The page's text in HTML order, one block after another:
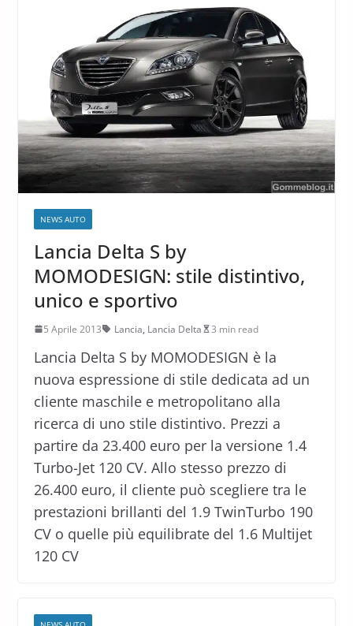
NEWS AUTO
Lancia Delta S by
MOMODESIGN: stile distintivo,
unico e sportivo
5 Aprile 2013 Lancia, Lancia Delta 3 min read
Lancia Delta S by MOMODESIGN è la
nuova espressione di stile dedicata ad un
cliente maschile e metropolitano alla
ricerca di uno stile distintivo. Prezzi a
partire da 23.400 euro per la versione 1.4
Turbo-Jet 120 CV. Allo stesso prezzo di
26.400 euro, il cliente può scegliere tra le
prestazioni brillanti del 1.9 TwinTurbo 190
CV o quelle più equilibrate del 1.6 Multijet
120 CV